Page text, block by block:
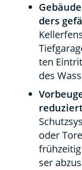
ders
ten
des
oder
ser